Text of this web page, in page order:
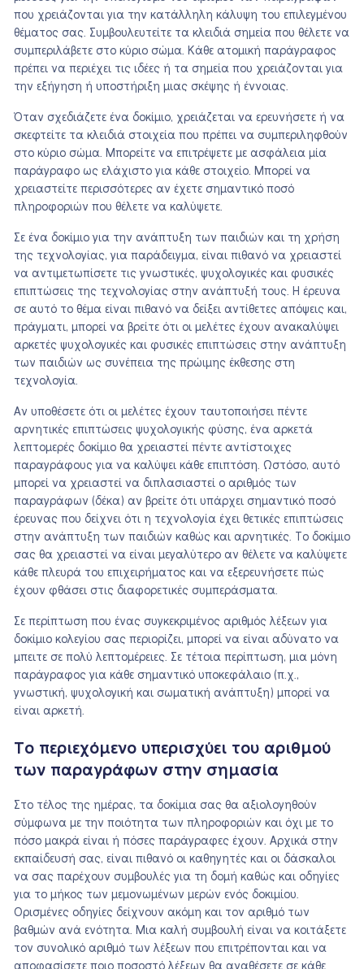
που χρειάζονται για την κατάλληλη κάλυψη του επιλεγμένου
θέματος σας. Συμβουλευτείτε τα κλειδιά σημεία που θέλετε να
συμπεριλάβετε στο κύριο σώμα. Κάθε ατομική παράγραφος
πρέπει να περιέχει τις ιδέες ή τα σημεία που χρειάζονται για
την εξήγηση ή υποστήριξη μιας σκέψης ή έννοιας.
Όταν σχεδιάζετε ένα δοκίμιο, χρειάζεται να ερευνήσετε ή να
σκεφτείτε τα κλειδιά στοιχεία που πρέπει να συμπεριληφθούν
στο κύριο σώμα. Μπορείτε να επιτρέψετε με ασφάλεια μία
παράγραφο ως ελάχιστο για κάθε στοιχείο. Μπορεί να
χρειαστείτε περισσότερες αν έχετε σημαντικό ποσό
πληροφοριών που θέλετε να καλύψετε.
Σε ένα δοκίμιο για την ανάπτυξη των παιδιών και τη χρήση
της τεχνολογίας, για παράδειγμα, είναι πιθανό να χρειαστεί
να αντιμετωπίσετε τις γνωστικές, ψυχολογικές και φυσικές
επιπτώσεις της τεχνολογίας στην ανάπτυξή τους. Η έρευνα
σε αυτό το θέμα είναι πιθανό να δείξει αντίθετες απόψεις και,
πράγματι, μπορεί να βρείτε ότι οι μελέτες έχουν ανακαλύψει
αρκετές ψυχολογικές και φυσικές επιπτώσεις στην ανάπτυξη
των παιδιών ως συνέπεια της πρώιμης έκθεσης στη
τεχνολογία.
Αν υποθέσετε ότι οι μελέτες έχουν ταυτοποιήσει πέντε
αρνητικές επιπτώσεις ψυχολογικής φύσης, ένα αρκετά
λεπτομερές δοκίμιο θα χρειαστεί πέντε αντίστοιχες
παραγράφους για να καλύψει κάθε επιπτόση. Ωστόσο, αυτό
μπορεί να χρειαστεί να διπλασιαστεί ο αριθμός των
παραγράφων (δέκα) αν βρείτε ότι υπάρχει σημαντικό ποσό
έρευνας που δείχνει ότι η τεχνολογία έχει θετικές επιπτώσεις
στην ανάπτυξη των παιδιών καθώς και αρνητικές. Το δοκίμιο
σας θα χρειαστεί να είναι μεγαλύτερο αν θέλετε να καλύψετε
κάθε πλευρά του επιχειρήματος και να εξερευνήσετε πώς
έχουν φθάσει στις διαφορετικές συμπεράσματα.
Σε περίπτωση που ένας συγκεκριμένος αριθμός λέξεων για
δοκίμιο κολεγίου σας περιορίζει, μπορεί να είναι αδύνατο να
μπειτε σε πολύ λεπτομέρειες. Σε τέτοια περίπτωση, μια μόνη
παράγραφος για κάθε σημαντικό υποκεφάλαιο (π.χ.,
γνωστική, ψυχολογική και σωματική ανάπτυξη) μπορεί να
είναι αρκετή.
Το περιεχόμενο υπερισχύει του αριθμού
των παραγράφων στην σημασία
Στο τέλος της ημέρας, τα δοκίμια σας θα αξιολογηθούν
σύμφωνα με την ποιότητα των πληροφοριών και όχι με το
πόσο μακρά είναι ή πόσες παράγραφες έχουν. Αρχικά στην
εκπαίδευσή σας, είναι πιθανό οι καθηγητές και οι δάσκαλοι
να σας παρέχουν συμβουλές για τη δομή καθώς και οδηγίες
για το μήκος των μεμονωμένων μερών ενός δοκιμίου.
Ορισμένες οδηγίες δείχνουν ακόμη και τον αριθμό των
βαθμών ανά ενότητα. Μια καλή συμβουλή είναι να κοιτάξετε
τον συνολικό αριθμό των λέξεων που επιτρέπονται και να
αποφασίσετε ποιο ποσοστό λέξεων θα αναθέσετε σε κάθε